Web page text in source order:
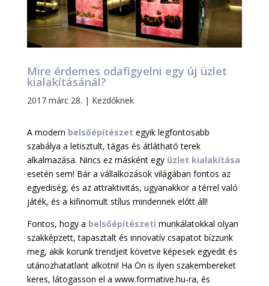
Mire érdemes odafigyelni egy új üzlet
kialakításánál?
2017 márc 28. | Kezdőknek
A modern belsőépítészet egyik legfontosabb
szabálya a letisztult, tágas és átlátható terek
alkalmazása. Nincs ez másként egy üzlet kialakítása
esetén sem! Bár a vállalkozások világában fontos az
egyediség, és az attraktivitás, ugyanakkor a térrel való
játék, és a kifinomult stílus mindennek előtt áll!
Fontos, hogy a belsőépítészeti munkálatokkal olyan
szakképzett, tapasztalt és innovatív csapatot bízzunk
meg, akik korunk trendjeit követve képesek egyedit és
utánozhatatlant alkotni! Ha Ön is ilyen szakembereket
keres, látogasson el a www.formative.hu-ra, és